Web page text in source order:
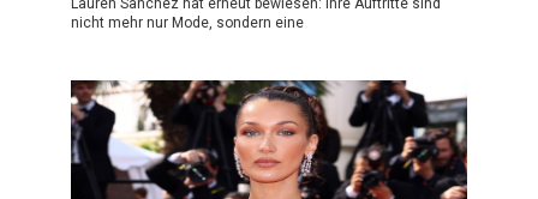
nicht mehr nur Mode, sondern eine